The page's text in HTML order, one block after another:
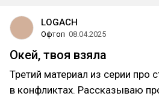
LOGACH
Офтоп 08.04.2025
Окей, твоя взяла
Третий материал из серии про
в конфликтах. Рассказываю